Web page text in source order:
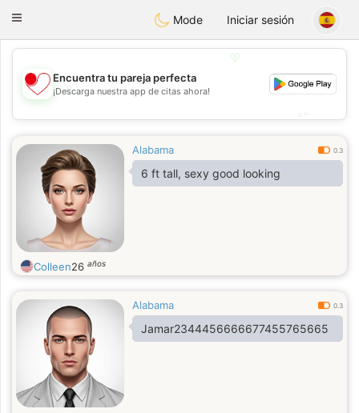
日本Chat
Toggle
Mode Iniciar sesión
💖
💕
Encuentra tu pareja perfecta
¡Descarga nuestra app de citas ahora!
Alabama 0.3
6 ft tall, sexy good looking
Colleen26 años
Alabama 0.3
Jamar2344456666677455765665